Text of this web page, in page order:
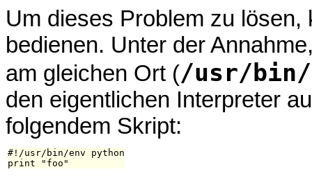
Um dieses Problem zu
bedienen. Unter der
am gleichen Ort (/usr/bin/
den eigentlichen Interpreter
folgendem Skript:
#!/usr/bin/env python